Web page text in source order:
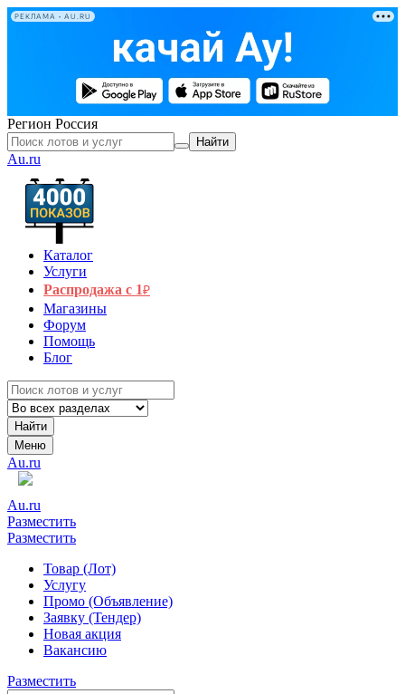
РЕКЛАМА • AU.RU
Регион Россия
Найти
Au.ru
Каталог
Услуги
Распродажа с 1₽
Магазины
Форум
Помощь
Блог
Найти
Меню
Au.ru
Au.ru
Разместить
Разместить
Товар (Лот)
Услугу
Промо (Объявление)
Заявку (Тендер)
Новая акция
Вакансию
Разместить